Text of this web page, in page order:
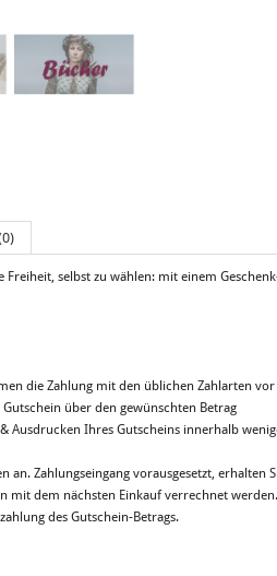
selbst zu wählen: mit einem
die Zahlung mit den üblichen Zahlarten vor
über den gewünschten Betrag
Ausdrucken Ihres Gutscheins innerhalb
an. Zahlungseingang vorausgesetzt, erhalten
mit dem nächsten Einkauf verrechnet
des Gutschein-Betrags.